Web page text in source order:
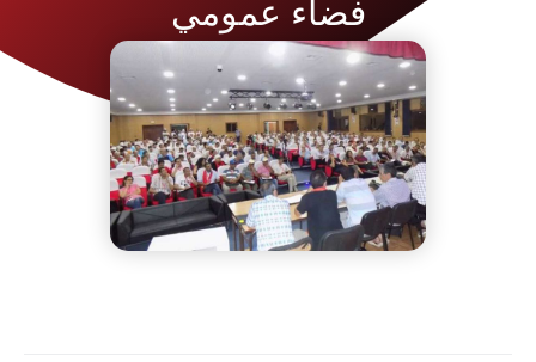
فضاء عمومي